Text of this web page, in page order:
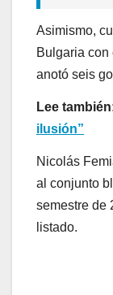
Asimismo,
Bulgaria con
anotó seis
Lee
ilusión”
Nicolás
al conjunto
semestre de
listado.